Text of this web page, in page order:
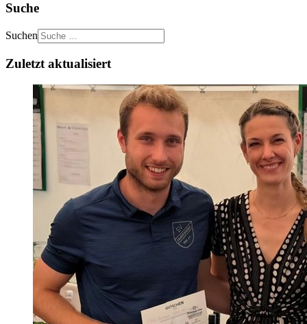
Suche
Suchen
Zuletzt aktualisiert